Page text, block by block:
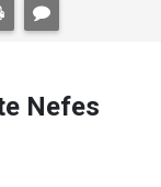
Nefes